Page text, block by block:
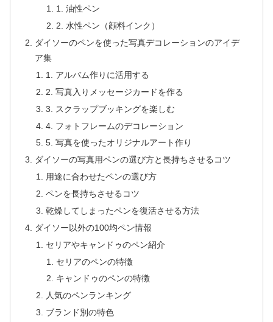
1. 油性ペン
2. 水性ペン（顔料インク）
ダイソーのペンを使った写真デコレーションのアイデ
ア集
1. アルバム作りに活用する
2. 写真入りメッセージカードを作る
3. スクラップブッキングを楽しむ
4. フォトフレームのデコレーション
5. 写真を使ったオリジナルアート作り
ダイソーの写真用ペンの選び方と長持ちさせるコツ
用途に合わせたペンの選び方
ペンを長持ちさせるコツ
乾燥してしまったペンを復活させる方法
ダイソー以外の100均ペン情報
セリアやキャンドゥのペン紹介
セリアのペンの特徴
キャンドゥのペンの特徴
人気のペンランキング
ブランド別の特色